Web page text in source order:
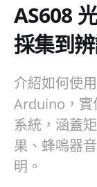
AS608
採集到
介紹如何使
Arduino，實
系統，涵蓋
果、蜂鳴器
明。